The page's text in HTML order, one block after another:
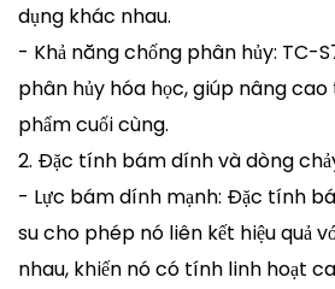
dụng khác nhau.
- Khả năng chống phân hủy: TC-
phân hủy hóa học, giúp nâng cao
phẩm cuối cùng.
2. Đặc tính bám dính và dòng
- Lực bám dính mạnh: Đặc tính
su cho phép nó liên kết hiệu quả
nhau, khiến nó có tính linh hoạt